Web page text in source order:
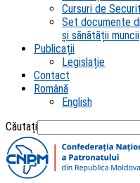
Cursuri de
Set documente
și sănătății muncii
Publicații
Legislație
Contact
Română
English
Căutați